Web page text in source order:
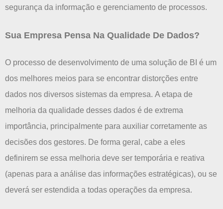
segurança da informação e gerenciamento de processos.
Sua Empresa Pensa Na Qualidade De Dados?
O processo de desenvolvimento de uma solução de BI é um
dos melhores meios para se encontrar distorções entre
dados nos diversos sistemas da empresa. A etapa de
melhoria da qualidade desses dados é de extrema
importância, principalmente para auxiliar corretamente as
decisões dos gestores. De forma geral, cabe a eles
definirem se essa melhoria deve ser temporária e reativa
(apenas para a análise das informações estratégicas), ou se
deverá ser estendida a todas operações da empresa.